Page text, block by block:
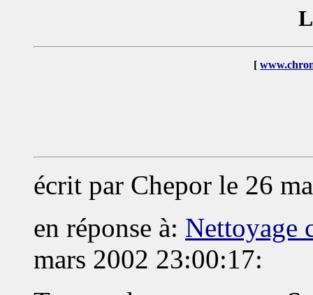
[
écrit par Chepor le 26
en réponse à: Nettoyage
mars 2002 23:00:17: